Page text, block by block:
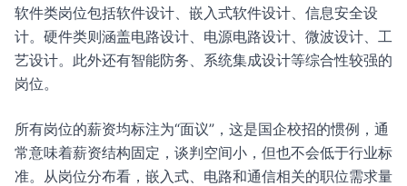
软件类岗位包括软件设计、嵌入式软件设计、信息安全设
计。硬件类则涵盖电路设计、电源电路设计、微波设计、工
艺设计。此外还有智能防务、系统集成设计等综合性较强的
岗位。
所有岗位的薪资均标注为“面议”，这是国企校招的惯例，通
常意味着薪资结构固定，谈判空间小，但也不会低于行业标
准。从岗位分布看，嵌入式、电路和通信相关的职位需求量